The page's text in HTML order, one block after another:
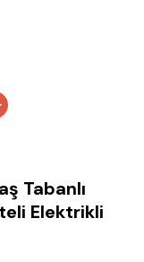
Tabanlı
Elektrikli